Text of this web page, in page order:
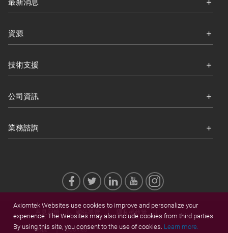
最新消息
資源
技術支援
公司資訊
業務諮詢
意見回饋 網站導覽 隱私權政策
商標 Cookies
Axiomtek Websites use cookies to improve and personalize your
experience. The Websites may also include cookies from third parties.
By using this site, you consent to the use of cookies. Learn more.